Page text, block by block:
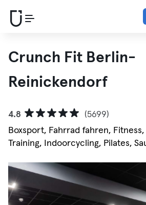
Crunch Fit Berlin-
Reinickendorf
4.8
(5699)
Boxsport, Fahrrad fahren,
Training, Indoorcycling, Pilates,